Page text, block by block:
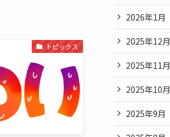
トピックス
2026年1月
2025年12月
2025年11月
2025年10月
2025年9月